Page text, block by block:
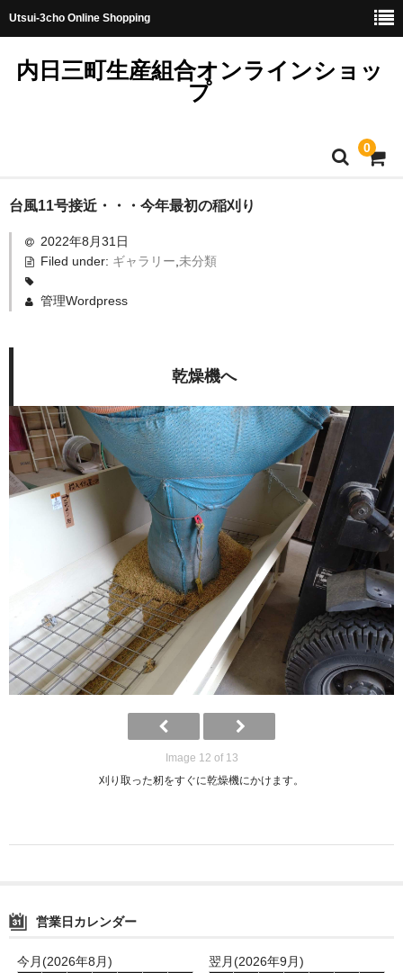
Utsui-3cho Online Shopping
内日三町生産組合オンラインショッ
プ
0
ホーム
トップ
レンジアップご飯
Wブレンド米
お米（白米）
コシヒカリ
エコ50認証米
各種情報
送料及び代引手数料
特定商取引法に基づく表示
台風11号接近・・・今年最初の稲刈り
2022年8月31日
Filed under: ギャラリー 未分類
管理Wordpress
乾燥機へ
Image 12 of 13
刈り取った籾をすぐに乾燥機にかけます。
営業日カレンダー
今月(2026年8月)
翌月(2026年9月)